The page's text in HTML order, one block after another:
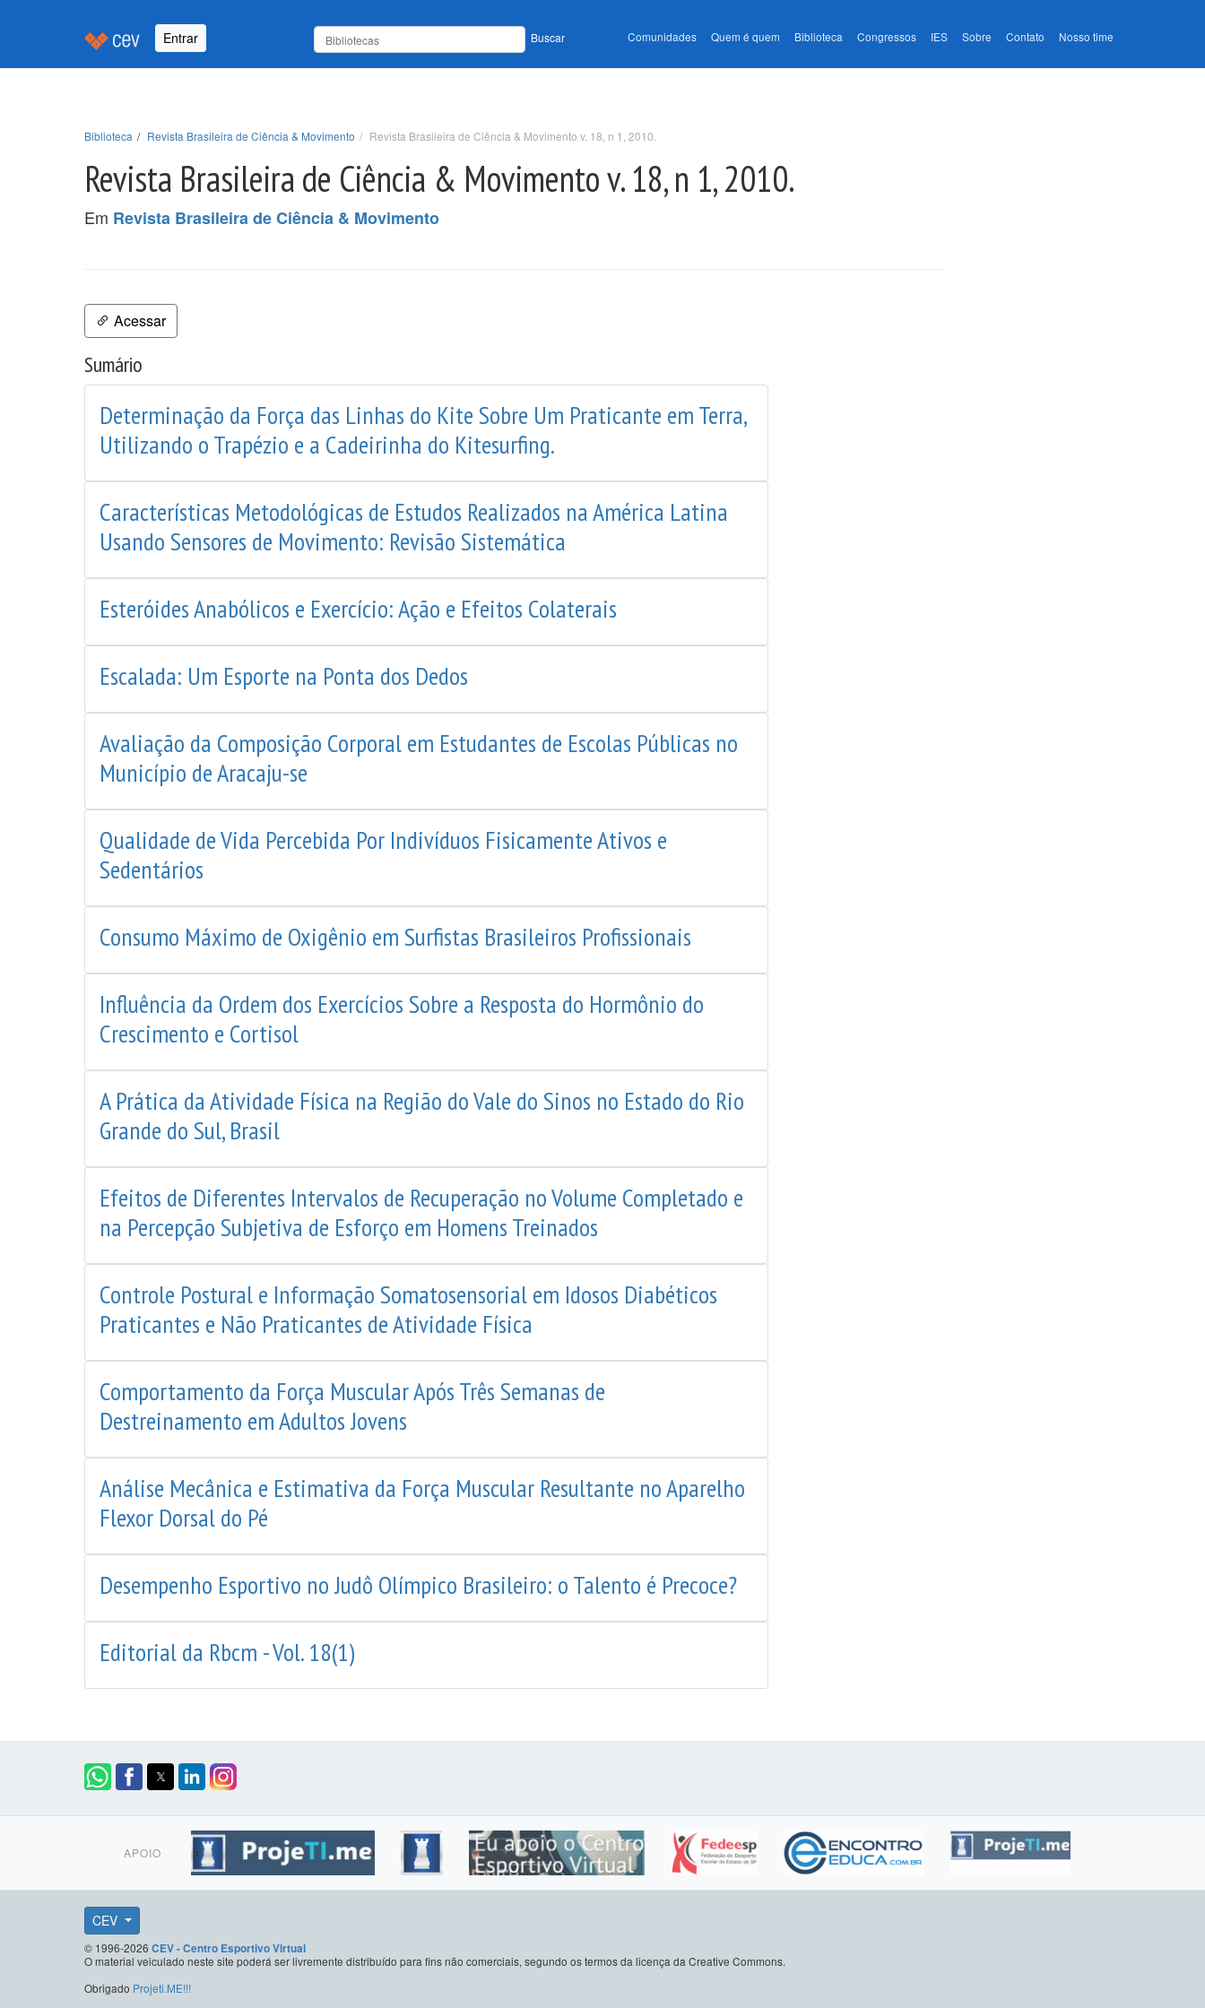
Entrar Buscar Comunidades Quem é quem Biblioteca Congressos IES Sobre Contato Nosso time
Biblioteca Revista Brasileira de Ciência & Movimento Revista Brasileira de Ciência & Movimento v. 18, n 1, 2010.
Revista Brasileira de Ciência & Movimento v. 18, n 1, 2010.
Em Revista Brasileira de Ciência & Movimento
Acessar
Sumário
Determinação da Força das Linhas do Kite Sobre Um Praticante em Terra,
Utilizando o Trapézio e a Cadeirinha do Kitesurfing.
Características Metodológicas de Estudos Realizados na América Latina
Usando Sensores de Movimento: Revisão Sistemática
Esteróides Anabólicos e Exercício: Ação e Efeitos Colaterais
Escalada: Um Esporte na Ponta dos Dedos
Avaliação da Composição Corporal em Estudantes de Escolas Públicas no
Município de Aracaju-se
Qualidade de Vida Percebida Por Indivíduos Fisicamente Ativos e
Sedentários
Consumo Máximo de Oxigênio em Surfistas Brasileiros Profissionais
Influência da Ordem dos Exercícios Sobre a Resposta do Hormônio do
Crescimento e Cortisol
A Prática da Atividade Física na Região do Vale do Sinos no Estado do Rio
Grande do Sul, Brasil
Efeitos de Diferentes Intervalos de Recuperação no Volume Completado e
na Percepção Subjetiva de Esforço em Homens Treinados
Controle Postural e Informação Somatosensorial em Idosos Diabéticos
Praticantes e Não Praticantes de Atividade Física
Comportamento da Força Muscular Após Três Semanas de
Destreinamento em Adultos Jovens
Análise Mecânica e Estimativa da Força Muscular Resultante no Aparelho
Flexor Dorsal do Pé
Desempenho Esportivo no Judô Olímpico Brasileiro: o Talento é Precoce?
Editorial da Rbcm - Vol. 18(1)
APOIO
CEV
© 1996-2026 CEV - Centro Esportivo Virtual
O material veiculado neste site poderá ser livremente distribuído para fins não comerciais, segundo os termos da licença da Creative Commons.
Obrigado Projeti.ME!!!